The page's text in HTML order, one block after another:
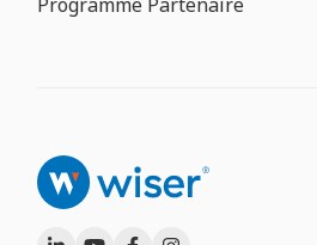
Programme Partenaire